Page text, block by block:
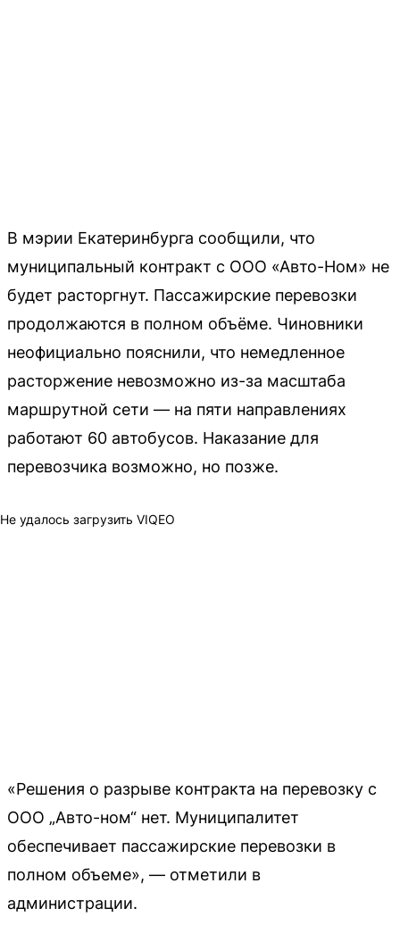
В мэрии Екатеринбурга сообщили, что
муниципальный контракт с ООО «Авто-Ном» не
будет расторгнут. Пассажирские перевозки
продолжаются в полном объёме. Чиновники
неофициально пояснили, что немедленное
расторжение невозможно из-за масштаба
маршрутной сети — на пяти направлениях
работают 60 автобусов. Наказание для
перевозчика возможно, но позже.
Не удалось загрузить VIQEO
«Решения о разрыве контракта на перевозку с
ООО „Авто-ном“ нет. Муниципалитет
обеспечивает пассажирские перевозки в
полном объеме», — отметили в
администрации.